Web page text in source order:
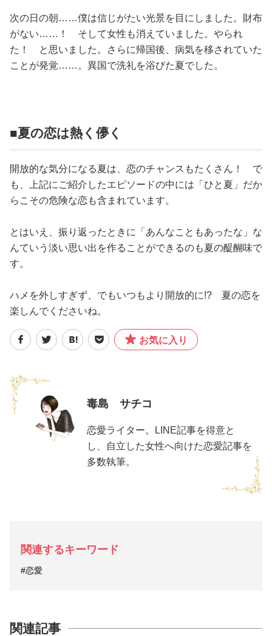
次の日の朝……僕は信じがたい光景を目にしました。財布
がない……！ そして女性も消えていました。やられ
た！ と思いました。さらに帰国後、病気を移されていた
ことが発覚……。異国で洗礼を浴びた夏でした。
■夏の恋は熱く儚く
開放的な気分になる夏は、恋のチャンスもたくさん！ で
も、上記にご紹介したエピソードの中には「ひと夏」だか
らこその危険な恋も含まれています。
とはいえ、振り返ったときに「あんなこともあったな」な
んていう淡い思い出を作ることができるのも夏の醍醐味で
す。
ハメを外しすぎず、でもいつもより開放的に!? 夏の恋を
楽しんでくださいね。
お気に入り
毒島 サチコ
恋愛ライター。LINE記事を得意と
し、自立した女性へ向けた恋愛記事を
多数執筆。
関連するキーワード
#恋愛
関連記事